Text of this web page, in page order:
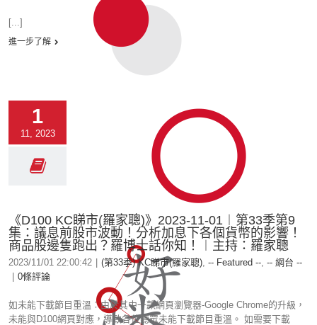
[...]
進一步了解
1
11, 2023
《D100 KC睇市(羅家聰)》2023-11-01︱第33季第9
集：議息前股市波動！分析加息下各個貨幣的影響！
商品股邊隻跑出？羅博士話你知！︱主持：羅家聰
2023/11/01 22:00:42 (第33季) KC睇市(羅家聰), -- Featured --, -- 網台 --
0條評論
如未能下載節目重溫︰由於其中一款網頁瀏覽器-Google Chrome的升級，
未能與D100網頁對應，導致各位聽眾未能下載節目重溫。 如需要下載